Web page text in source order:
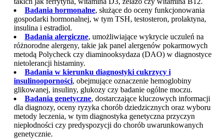
Badania hormonalne, służące do oceny funkcjonowania
gospodarki hormonalnej, w tym TSH, testosteron, prolaktyna,
insulina i estradiol.
Badania alergiczne, umożliwiające wykrycie uczuleń na
różnorodne alergeny, takie jak panel alergenów pokarmowych
metodą Polycheck czy diaminooksydaza (DAO) w diagnostyce
nietolerancji histaminy.
Badania w kierunku diagnostyki cukrzycy i
insulinooporności, obejmujące oznaczenie hemoglobiny
glikowanej, insuliny, glukozy czy badanie ogólne moczu.
Badania genetyczne, dostarczające kluczowych informacji
dla diagnozy, oceny ryzyka chorób dziedzicznych oraz wyboru
metody leczenia, w tym diagnostyka genetyczna przyczyn
niepłodności czy predyspozycji do chorób uwarunkowanych
genetycznie.